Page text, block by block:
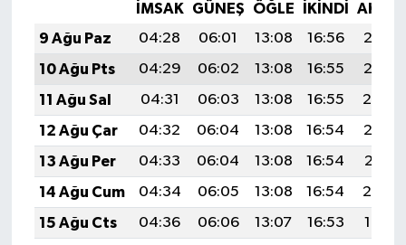
İMSAK GÜNEŞ ÖĞLE İKINDI
9 Ağu Paz
04:28 06:01 13:08 16:56
20:06
10 Ağu Pts
04:29 06:02 13:08 16:55
20:05
11 Ağu Sal
04:31 06:03 13:08 16:55
20:04
12 Ağu Çar
04:32 06:04 13:08 16:54
20:02
13 Ağu Per
04:33 06:04 13:08 16:54
20:01
14 Ağu Cum
04:34 06:05 13:08 16:54
20:00
15 Ağu Cts
04:36 06:06 13:07 16:53
19:59